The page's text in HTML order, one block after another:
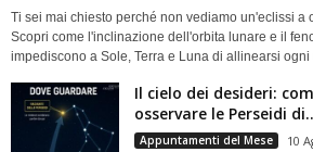
Ti sei mai chiesto perché non vediamo un'eclissi a
Scopri come l'inclinazione dell'orbita lunare e il
impediscono a Sole, Terra e Luna di allinearsi ogni
Il cielo dei desideri:
osservare le Perseidi
Appuntamenti del Mese 10